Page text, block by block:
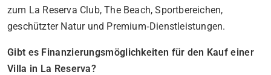
zum La Reserva Club, The Beach, Sportbereichen,
geschützter Natur und Premium‑Dienstleistungen.
Gibt es Finanzierungsmöglichkeiten für den Kauf einer
Villa in La Reserva?